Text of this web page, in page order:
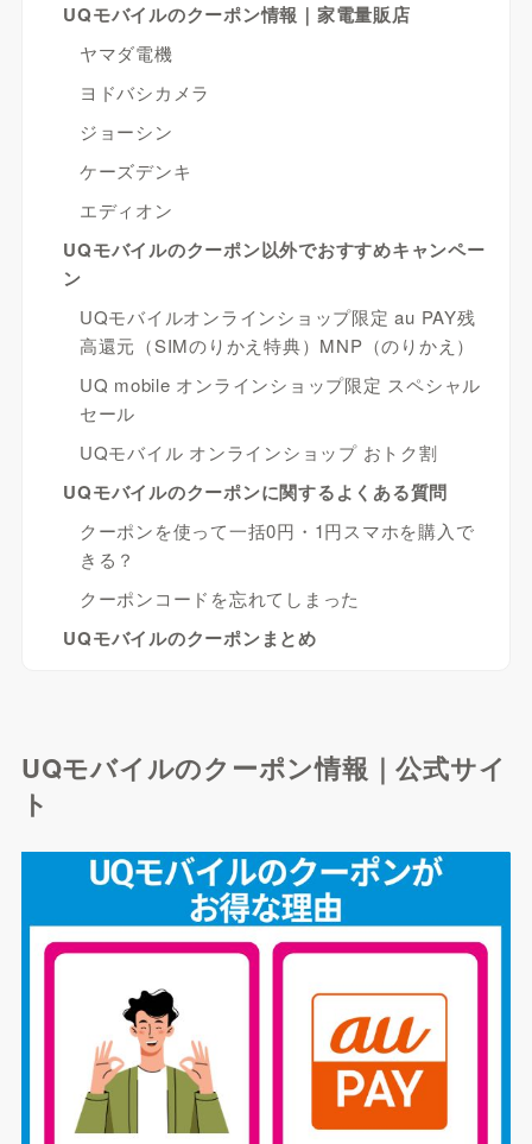
UQモバイルのクーポン情報｜家電量販店
ヤマダ電機
ヨドバシカメラ
ジョーシン
ケーズデンキ
エディオン
UQモバイルのクーポン以外でおすすめキャンペー
ン
UQモバイルオンラインショップ限定 au PAY残
高還元（SIMのりかえ特典）MNP（のりかえ）
UQ mobile オンラインショップ限定 スペシャル
セール
UQモバイル オンラインショップ おトク割
UQモバイルのクーポンに関するよくある質問
クーポンを使って一括0円・1円スマホを購入で
きる？
クーポンコードを忘れてしまった
UQモバイルのクーポンまとめ
UQモバイルのクーポン情報｜公式サイ
ト